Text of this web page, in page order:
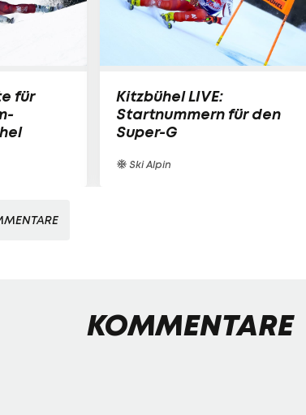
für
Kitzbühel LIVE:
Startnummern für den
Super-G
Ski Alpin
KOMMENTARE